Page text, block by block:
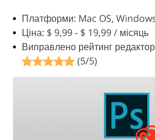
Платформи: Mac OS,
Ціна: $ 9,99 - $ 19,99 / місяць
Виправлено рейтинг
(5/5)